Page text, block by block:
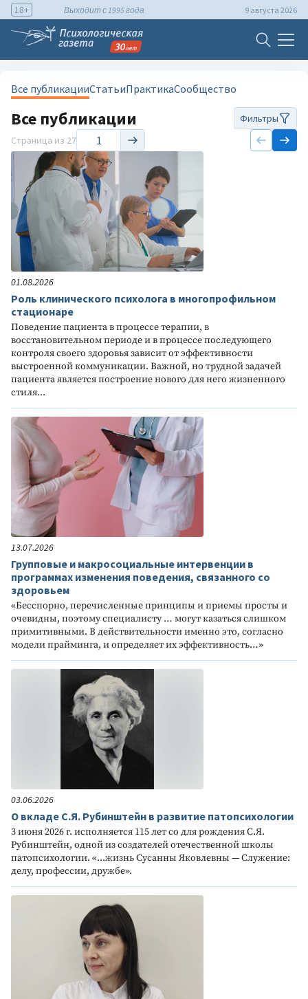
18+ Выходит с 1995 года 9 августа 2026
Все публикацииСтатьиПрактикаСообщество
Все публикации
Фильтры
Страница из 27
01.08.2026
Роль клинического психолога в многопрофильном
стационаре
Поведение пациента в процессе терапии, в
восстановительном периоде и в процессе последующего
контроля своего здоровья зависит от эффективности
выстроенной коммуникации. Важной, но трудной задачей
пациента является построение нового для него жизненного
стиля...
13.07.2026
Групповые и макросоциальные интервенции в
программах изменения поведения, связанного со
здоровьем
«Бесспорно, перечисленные принципы и приемы просты и
очевидны, поэтому специалисту … могут казаться слишком
примитивными. В действительности именно это, согласно
модели прайминга, и определяет их эффективность…»
03.06.2026
О вкладе С.Я. Рубинштейн в развитие патопсихологии
3 июня 2026 г. исполняется 115 лет со для рождения С.Я.
Рубинштейн, одной из создателей отечественной школы
патопсихологии. «...жизнь Сусанны Яковлевны — Служение:
делу, профессии, дружбе».